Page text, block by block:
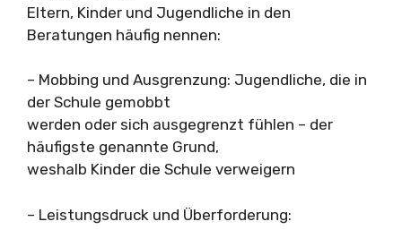
Eltern, Kinder und Jugendliche in den
Beratungen häufig nennen:
– Mobbing und Ausgrenzung: Jugendliche, die in
der Schule gemobbt
werden oder sich ausgegrenzt fühlen – der
häufigste genannte Grund,
weshalb Kinder die Schule verweigern
– Leistungsdruck und Überforderung: